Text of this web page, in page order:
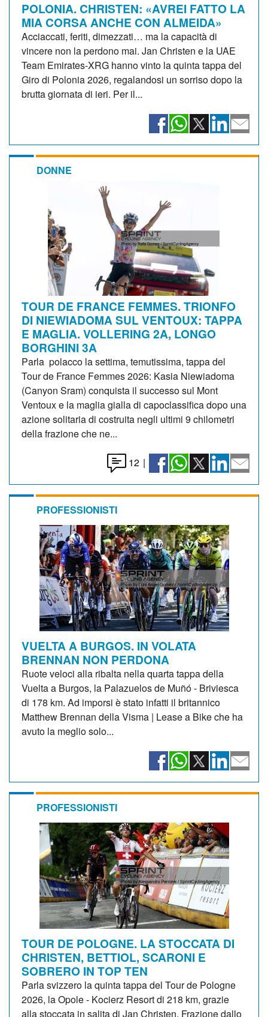
POLONIA. CHRISTEN: «AVREI FATTO LA
MIA CORSA ANCHE CON ALMEIDA»
Acciaccati, feriti, dimezzati… ma la capacità di
vincere non la perdono mai. Jan Christen e la UAE
Team Emirates-XRG hanno vinto la quinta tappa del
Giro di Polonia 2026, regalandosi un sorriso dopo la
brutta giornata di ieri. Per il...
DONNE
TOUR DE FRANCE FEMMES. TRIONFO
DI NIEWIADOMA SUL VENTOUX: TAPPA
E MAGLIA. VOLLERING 2A, LONGO
BORGHINI 3A
Parla polacco la settima, temutissima, tappa del
Tour de France Femmes 2026: Kasia Niewiadoma
(Canyon Sram) conquista il successo sul Mont
Ventoux e la maglia gialla di capoclassifica dopo una
azione solitaria di costruita negli ultimi 9 chilometri
della frazione che ne...
12 |
PROFESSIONISTI
VUELTA A BURGOS. IN VOLATA
BRENNAN NON PERDONA
Ruote veloci alla ribalta nella quarta tappa della
Vuelta a Burgos, la Palazuelos de Muñó - Briviesca
di 178 km. Ad imporsi è stato infatti il britannico
Matthew Brennan della Visma | Lease a Bike che ha
avuto la meglio solo...
PROFESSIONISTI
TOUR DE POLOGNE. LA STOCCATA DI
CHRISTEN, BETTIOL, SCARONI E
SOBRERO IN TOP TEN
Parla svizzero la quinta tappa del Tour de Pologne
2026, la Opole - Kocierz Resort di 218 km, grazie
alla stoccata in salita di Jan Christen. Frazione dallo